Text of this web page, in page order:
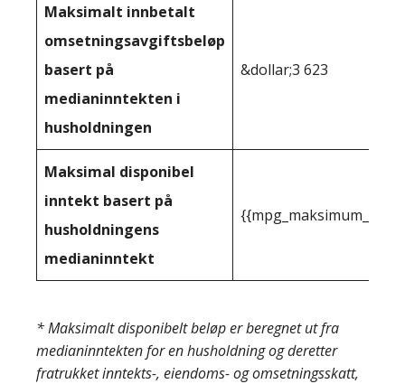
Maksimalt innbetalt
omsetningsavgiftsbeløp
basert på
medianinntekten i
husholdningen
&dollar;3 623
Maksimal disponibel
inntekt basert på
husholdningens
medianinntekt
* Maksimalt disponibelt beløp er beregnet ut fra
medianinntekten for en husholdning og deretter
fratrukket inntekts-, eiendoms- og omsetningsskatt,